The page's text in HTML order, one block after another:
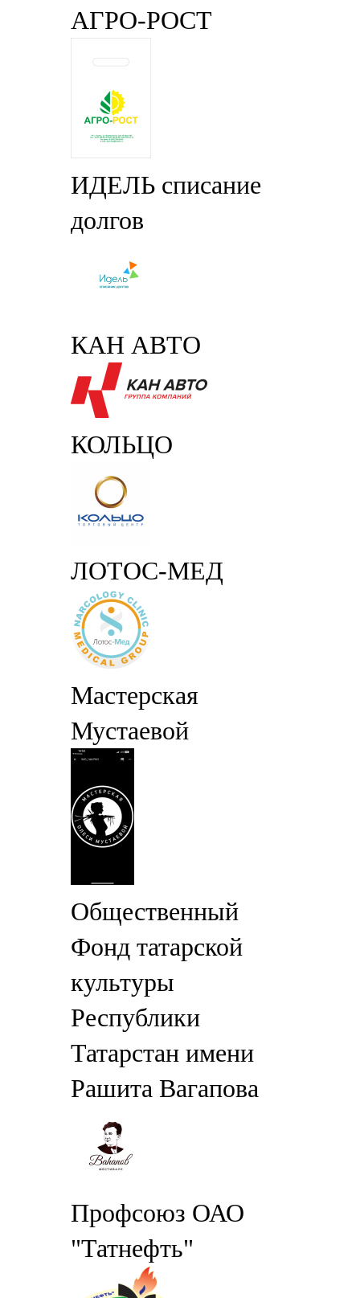
АГРО-РОСТ
ИДЕЛЬ списание
долгов
КАН АВТО
КОЛЬЦО
ЛОТОС-МЕД
Мастерская
Мустаевой
Общественный
Фонд татарской
культуры
Республики
Татарстан имени
Рашита Вагапова
Профсоюз ОАО
"Татнефть"